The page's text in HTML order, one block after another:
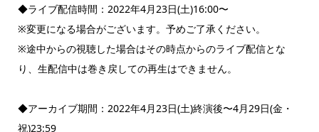
◆ライブ配信時間：2022年4月23日(土)16:00〜
※変更になる場合がございます。予めご了承ください。
※途中からの視聴した場合はその時点からのライブ配信とな
り、生配信中は巻き戻しての再生はできません。
◆アーカイブ期間：2022年4月23日(土)終演後〜4月29日(金・
祝)23:59